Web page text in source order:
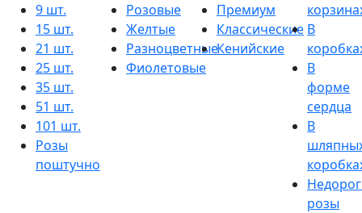
9 шт.
15 шт.
21 шт.
25 шт.
35 шт.
51 шт.
101 шт.
Розы
поштучно
Розовые
Желтые
Разноцветные
Фиолетовые
Премиум
Классические
Кенийские
В
В
форме
сердца
В
розы